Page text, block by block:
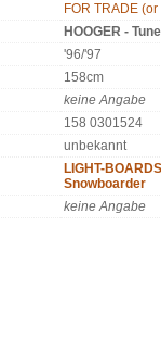
FOR TRADE
HOOGER -
'96/'97
158cm
keine Angabe
158 0301524
unbekannt
LIGHT-
Snowboarder
keine Angabe